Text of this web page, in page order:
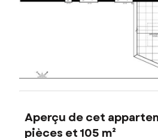
Aperçu de cet
pièces et 105 m²